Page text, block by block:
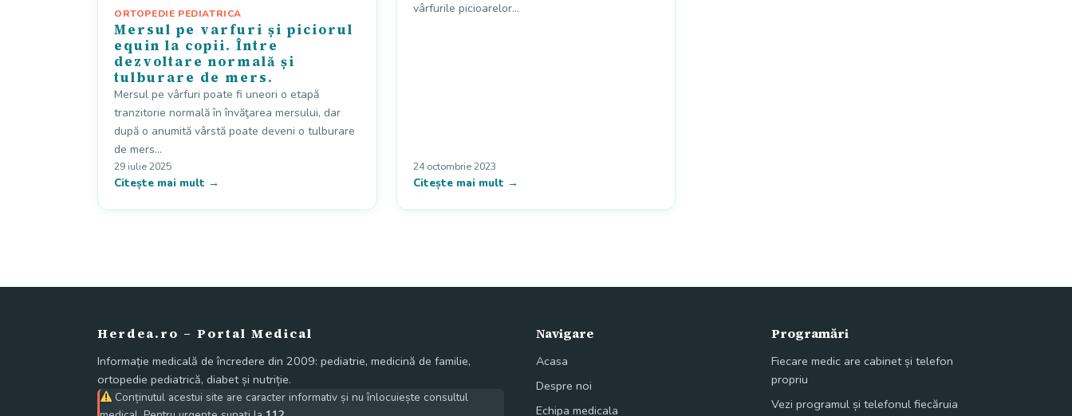
ORTOPEDIE PEDIATRICA
Mersul pe varfuri și piciorul
equin la copii. Între
dezvoltare normală și
tulburare de mers.
Mersul pe vârfuri poate fi uneori o etapă
tranzitorie normală în învăţarea mersului, dar
după o anumită vârstă poate deveni o tulburare
de mers…
29 iulie 2025
Citește mai mult →
vârfurile picioarelor…
24 octombrie 2023
Citește mai mult →
Herdea.ro – Portal Medical
Informație medicală de încredere din 2009: pediatrie, medicină de familie,
ortopedie pediatrică, diabet și nutriție.
Conținutul acestui site are caracter informativ și nu înlocuiește consultul
Navigare
Acasa
Despre noi
Echipa medicala
Programări
Fiecare medic are cabinet și telefon
propriu
Vezi programul și telefonul fiecăruia